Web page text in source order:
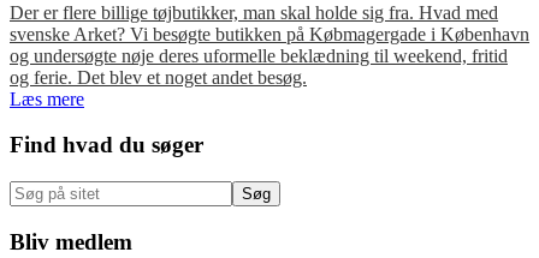
Der er flere billige tøjbutikker, man skal holde sig fra. Hvad med
svenske Arket? Vi besøgte butikken på Købmagergade i København
og undersøgte nøje deres uformelle beklædning til weekend, fritid
og ferie. Det blev et noget andet besøg.
Læs mere
Primær
Sidebar
Find hvad du søger
Søg
på
sitet
Bliv medlem